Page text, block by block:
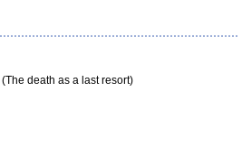
(The death as a last resort)